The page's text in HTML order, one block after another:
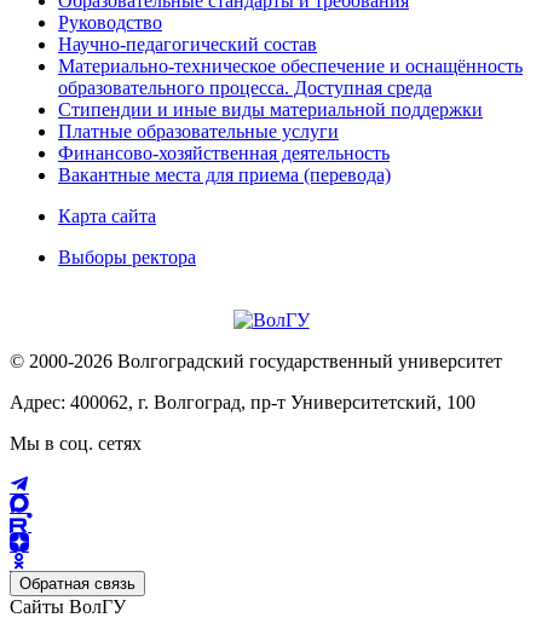
Руководство
Научно-педагогический состав
Материально-техническое обеспечение и оснащённость
образовательного процесса. Доступная среда
Стипендии и иные виды материальной поддержки
Платные образовательные услуги
Финансово-хозяйственная деятельность
Вакантные места для приема (перевода)
Карта сайта
Выборы ректора
© 2000-2026 Волгоградский государственный университет
Адрес: 400062, г. Волгоград, пр-т Университетский, 100
Мы в соц. сетях
Обратная связь
Сайты ВолГУ